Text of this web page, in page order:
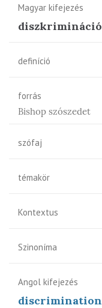
Magyar kifejezés
diszkrimináció
definíció
forrás
Bishop szószedet
szófaj
témakör
Kontextus
Szinoníma
Angol kifejezés
discrimination